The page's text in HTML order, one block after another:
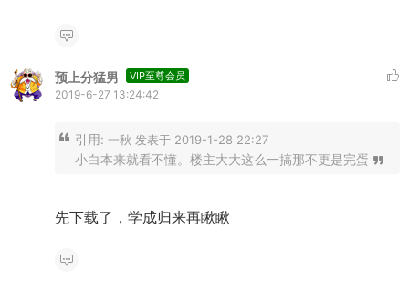
预上分猛男 VIP至尊会员
2019-6-27 13:24:42
引用: 一秋 发表于 2019-1-28 22:27
小白本来就看不懂。楼主大大这么一搞那不更是完蛋
先下载了，学成归来再瞅瞅